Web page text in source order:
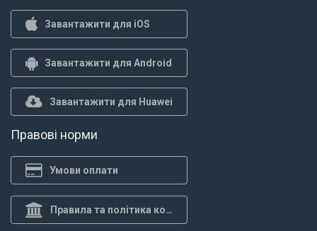
Завантажити для iOS
Завантажити для Android
Завантажити для Huawei
Правові норми
Умови оплати
Правила та політика конф.